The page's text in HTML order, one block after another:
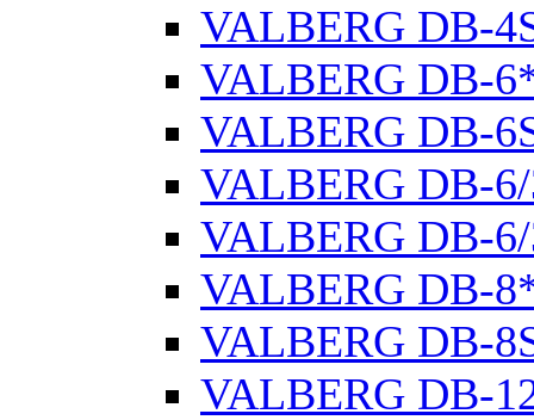
VALBERG DB-
VALBERG DB-
VALBERG DB-
VALBERG DB-
VALBERG DB-
VALBERG DB-
VALBERG DB-
VALBERG DB-